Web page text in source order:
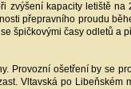
zvýšení kapacity letiště na
přepravního proudu
špičkovými časy odletů a
Provozní ošetření by se
Vltavská po Libeňském